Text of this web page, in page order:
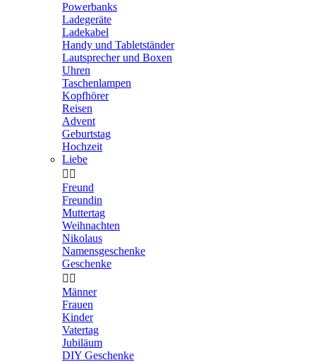
Powerbanks
Ladegeräte
Ladekabel
Handy und Tabletständer
Lautsprecher und Boxen
Uhren
Taschenlampen
Kopfhörer
Reisen
Advent
Geburtstag
Hochzeit
Liebe
 
Freund
Freundin
Muttertag
Weihnachten
Nikolaus
Namensgeschenke
Geschenke
 
Männer
Frauen
Kinder
Vatertag
Jubiläum
DIY Geschenke